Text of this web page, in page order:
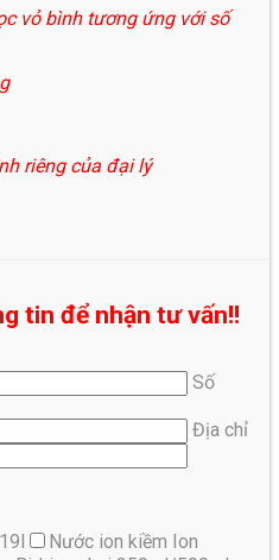
vỏ bình tương ứng với số
riêng của đại lý
tin để nhận tư vấn!!
Số
Địa chỉ
Nước ion kiềm Ion